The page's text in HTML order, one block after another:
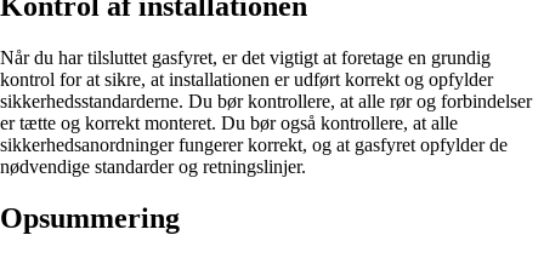
Kontrol af installationen
Når du har tilsluttet gasfyret, er det vigtigt at foretage en grundig
kontrol for at sikre, at installationen er udført korrekt og opfylder
sikkerhedsstandarderne. Du bør kontrollere, at alle rør og forbindelser
er tætte og korrekt monteret. Du bør også kontrollere, at alle
sikkerhedsanordninger fungerer korrekt, og at gasfyret opfylder de
nødvendige standarder og retningslinjer.
Opsummering